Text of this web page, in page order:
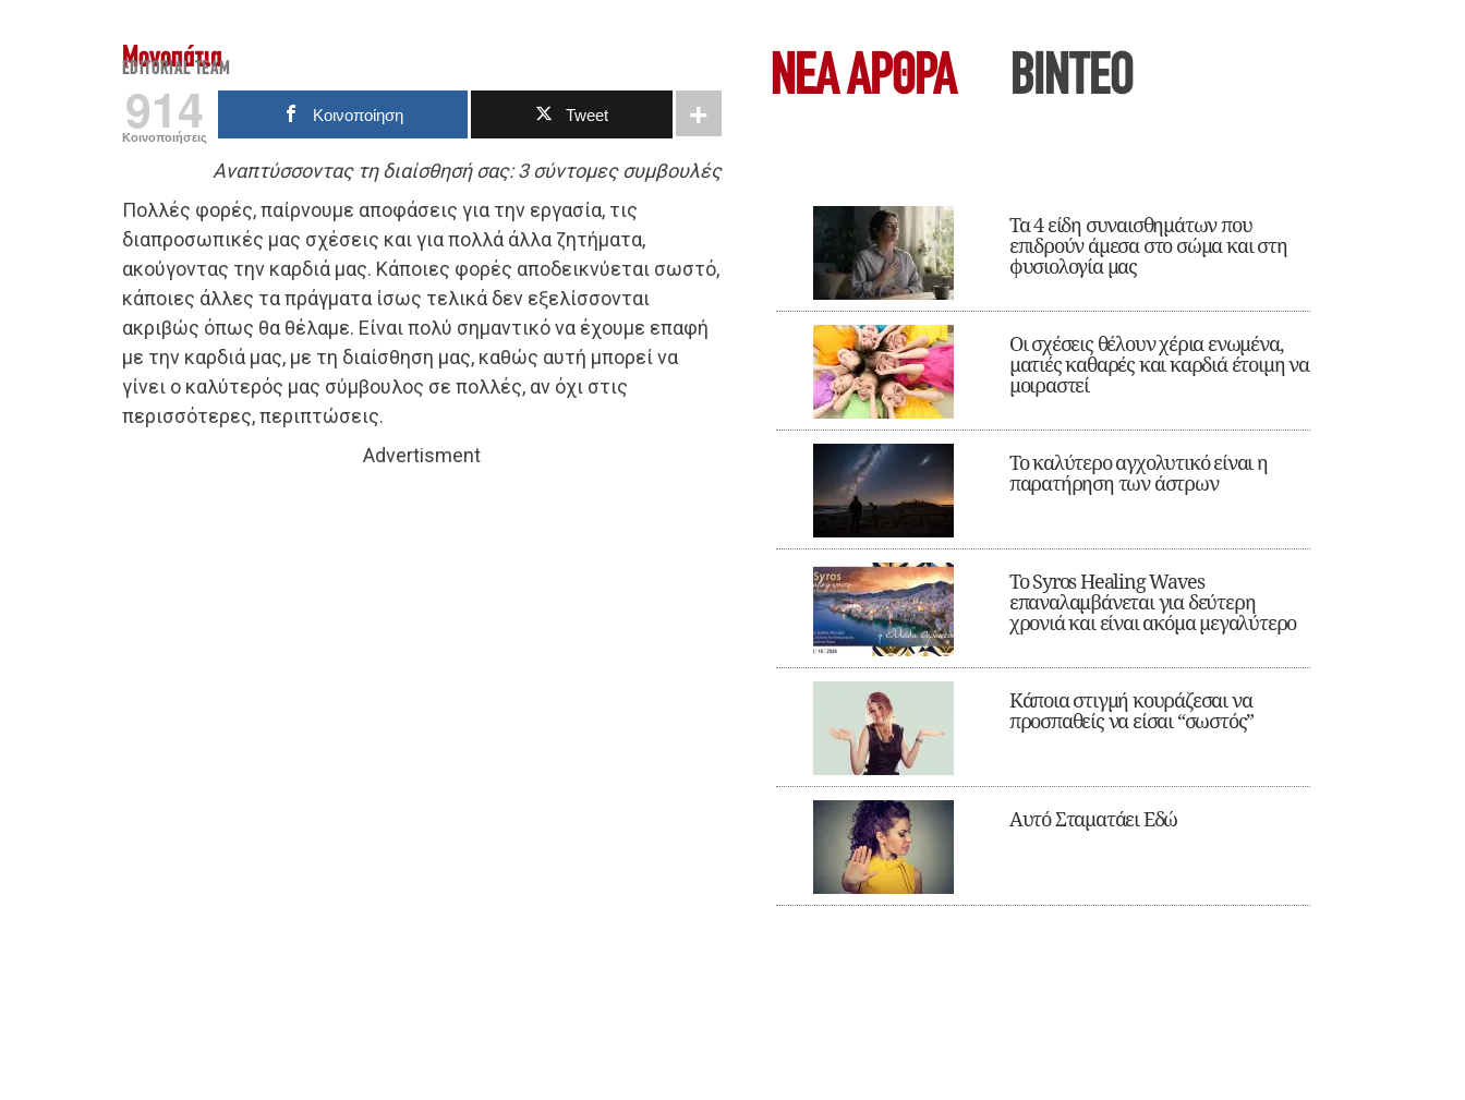
Μονοπάτια
EDITORIAL TEAM
914
Κοινοποιήσεις
Κοινοποίηση Tweet
Αναπτύσσοντας τη διαίσθησή σας: 3 σύντομες συμβουλές
Πολλές φορές, παίρνουμε αποφάσεις για την εργασία, τις
διαπροσωπικές μας σχέσεις και για πολλά άλλα ζητήματα,
ακούγοντας την καρδιά μας. Κάποιες φορές αποδεικνύεται σωστό,
κάποιες άλλες τα πράγματα ίσως τελικά δεν εξελίσσονται
ακριβώς όπως θα θέλαμε. Είναι πολύ σημαντικό να έχουμε επαφή
με την καρδιά μας, με τη διαίσθηση μας, καθώς αυτή μπορεί να
γίνει ο καλύτερός μας σύμβουλος σε πολλές, αν όχι στις
περισσότερες, περιπτώσεις.
Advertisment
ΝΕΑ ΆΡΘΡΑ ΒΙΝΤΕΟ
Τα 4 είδη συναισθημάτων που
επιδρούν άμεσα στο σώμα και στη
φυσιολογία μας
Οι σχέσεις θέλουν χέρια ενωμένα,
ματιές καθαρές και καρδιά έτοιμη να
μοιραστεί
Το καλύτερο αγχολυτικό είναι η
παρατήρηση των άστρων
Το Syros Healing Waves
επαναλαμβάνεται για δεύτερη
χρονιά και είναι ακόμα μεγαλύτερο
Κάποια στιγμή κουράζεσαι να
προσπαθείς να είσαι “σωστός”
Αυτό Σταματάει Εδώ